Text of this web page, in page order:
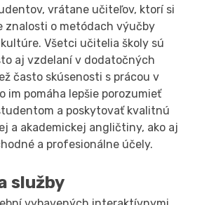
vrátane učiteľov, ktorí si
znalosti o metódach výučby
Všetci učitelia školy sú
aj vzdelaní v dodatočných
často skúsenosti s prácou v
im pomáha lepšie porozumieť
a poskytovať kvalitnú
a akademickej angličtiny, ako aj
a profesionálne účely.
služby